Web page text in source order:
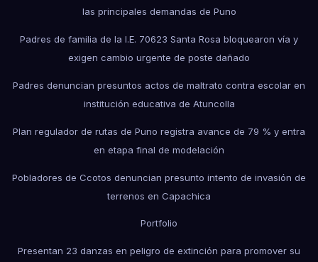
las principales demandas de Puno
Padres de familia de la I.E. 70623 Santa Rosa bloquearon vía y
exigen cambio urgente de poste dañado
Padres denuncian presuntos actos de maltrato contra escolar en
institución educativa de Atuncolla
Plan regulador de rutas de Puno registra avance de 79 % y entra
en etapa final de modelación
Pobladores de Ccotos denuncian presunto intento de invasión de
terrenos en Capachica
Portfolio
Presentan 23 danzas en peligro de extinción para promover su